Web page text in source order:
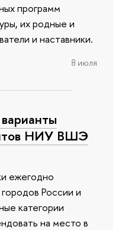
программ
их родные и
и наставники.
8 июля
НИУ ВШЭ
ежегодно
России и
категории
на место в